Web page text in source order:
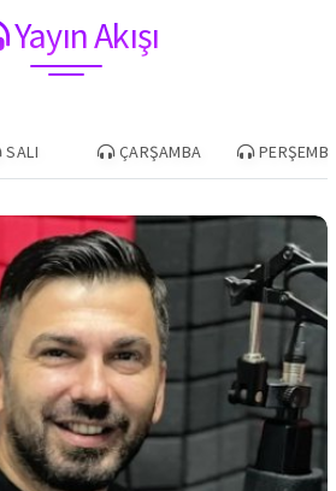
Yayın Akışı
SALI ÇARŞAMBA